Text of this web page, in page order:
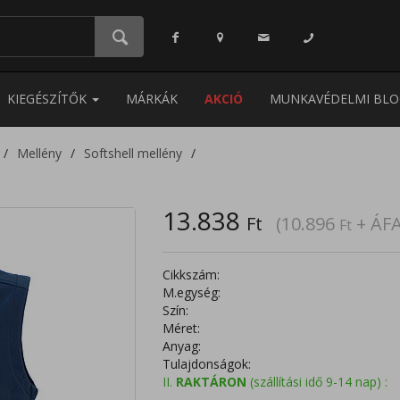
KIEGÉSZÍTŐK MÁRKÁK AKCIÓ MUNKAVÉDELMI
Mellény Softshell mellény
13.838 Ft (10.896 Ft +
Cikkszám:
M.egység:
Szín:
Méret:
Anyag:
Tulajdonságok:
II. RAKTÁRON (szállítási idő 9-14 nap) :